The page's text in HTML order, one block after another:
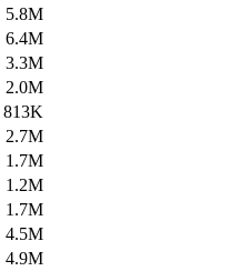
5.8M
6.4M
3.3M
2.0M
813K
2.7M
1.7M
1.2M
1.7M
4.5M
4.9M